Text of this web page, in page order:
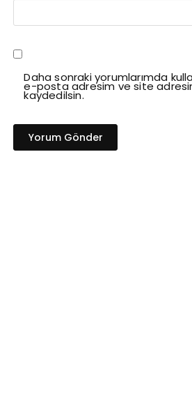
Daha sonraki yorumlarımda
e-posta adresim ve site
kaydedilsin.